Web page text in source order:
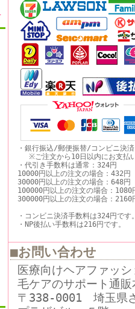
・銀行振込/郵便振替/コンビニ決
※ご注文から10日以内にお支払
・代引き手数料は通常：324円
10000円以上の注文の場合：432円
30000円以上の注文の場合：648円
100000円以上の注文の場合：1080
300000円以上の注文の場合：2160
・コンビニ決済手数料は324円です
・NP後払い手数料は216円です。
■お問い合わせ
医療向けヘアファッ
毛ケアのサポート通
〒338-0001 埼玉県